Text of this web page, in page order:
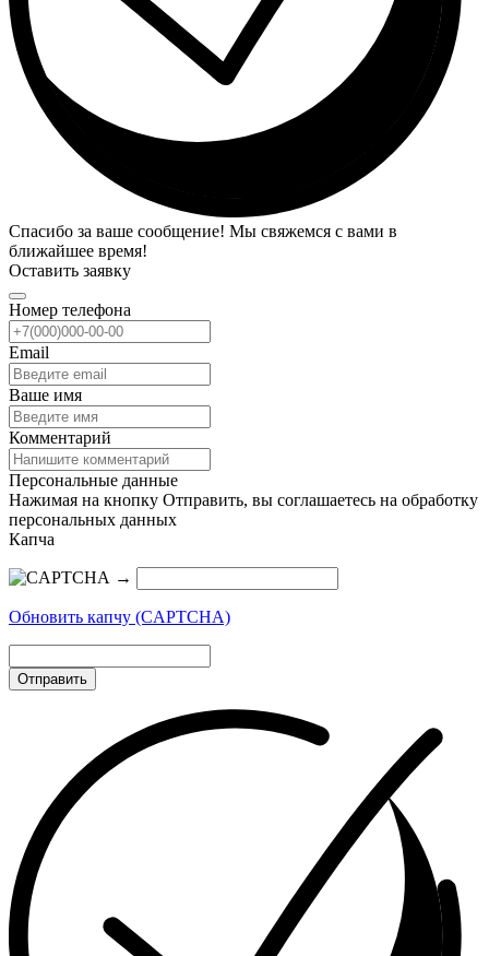
Спасибо за ваше сообщение! Мы свяжемся с вами в
ближайшее время!
Оставить заявку
Номер телефона
Email
Ваше имя
Комментарий
Персональные данные
Нажимая на кнопку Отправить, вы соглашаетесь на обработку
персональных данных
Капча
→
Обновить капчу (CAPTCHA)
Отправить